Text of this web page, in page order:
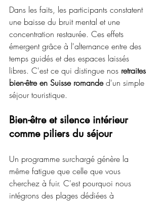
Dans les faits, les participants constatent
une baisse du bruit mental et une
concentration restaurée. Ces effets
émergent grâce à l'alternance entre des
temps guidés et des espaces laissés
libres. C'est ce qui distingue nos retraites
bien-être en Suisse romande d'un simple
séjour touristique.
Bien-être et silence intérieur
comme piliers du séjour
Un programme surchargé génère la
même fatigue que celle que vous
cherchez à fuir. C'est pourquoi nous
intégrons des plages dédiées à